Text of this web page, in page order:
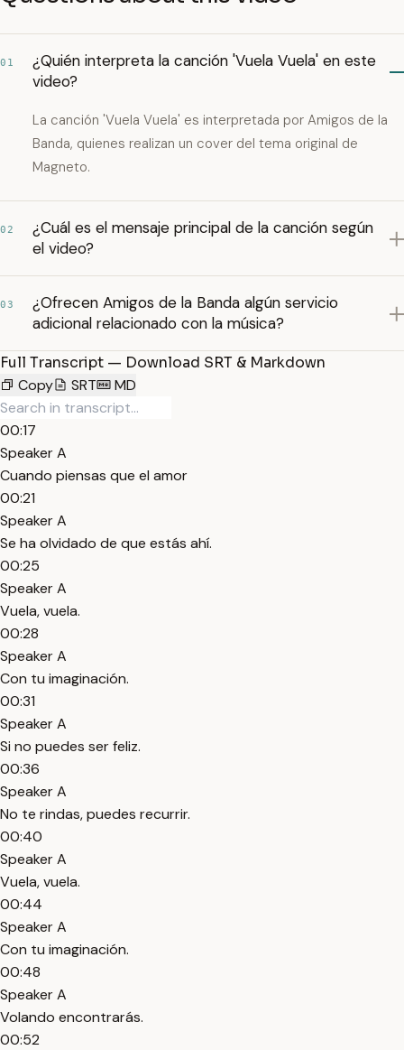
01
¿Quién interpreta la canción 'Vuela Vuela' en este
video?
La canción 'Vuela Vuela' es interpretada por Amigos de la
Banda, quienes realizan un cover del tema original de
Magneto.
02
¿Cuál es el mensaje principal de la canción según
el video?
03
¿Ofrecen Amigos de la Banda algún servicio
adicional relacionado con la música?
Full Transcript — Download SRT & Markdown
Copy
SRT MD
00:17
Speaker A
Cuando piensas que el amor
00:21
Speaker A
Se ha olvidado de que estás ahí.
00:25
Speaker A
Vuela, vuela.
00:28
Speaker A
Con tu imaginación.
00:31
Speaker A
Si no puedes ser feliz.
00:36
Speaker A
No te rindas, puedes recurrir.
00:40
Speaker A
Vuela, vuela.
00:44
Speaker A
Con tu imaginación.
00:48
Speaker A
Volando encontrarás.
00:52